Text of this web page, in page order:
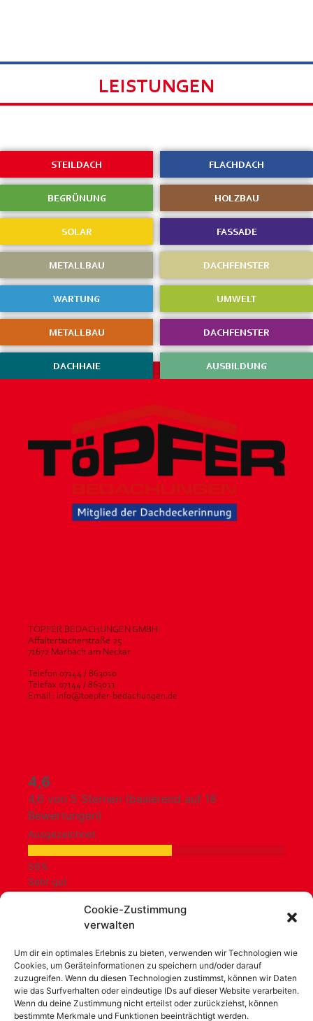
Cookie-Zustimmung
verwalten
Um dir ein optimales Erlebnis zu bieten, verwenden wir Technologien wie
Cookies, um Geräteinformationen zu speichern und/oder darauf
zuzugreifen. Wenn du diesen Technologien zustimmst, können wir Daten
wie das Surfverhalten oder eindeutige IDs auf dieser Website verarbeiten.
Wenn du deine Zustimmung nicht erteilst oder zurückziehst, können
bestimmte Merkmale und Funktionen beeinträchtigt werden.
LEISTUNGEN
STEILDACH FLACHDACH
BEGRÜNUNG HOLZBAU
SOLAR FASSADE
METALLBAU DACHFENSTER
WARTUNG UMWELT
METALLBAU DACHFENSTER
DACHHAIE AUSBILDUNG
TÖPFER BEDACHUNGEN GMBH
Affalterbacherstraße 25
71672 Marbach am Neckar
Telefon 07144 / 863010
Telefax 07144 / 863011
Email : info@toepfer-bedachungen.de
4,6
4,6 von 5 Sternen (basierend auf 18
Bewertungen)
Ausgezeichnet
Sehr gut
Durchschnittlich
Schlecht